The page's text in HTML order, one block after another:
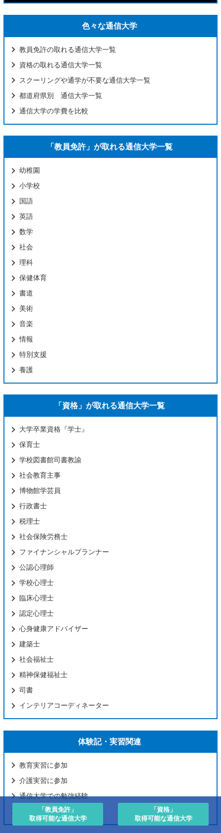
色々な通信大学
教員免許の取れる通信大学一覧
資格の取れる通信大学一覧
スクーリングや通学が不要な通信大学一覧
都道府県別 通信大学一覧
通信大学の学費を比較
「教員免許」が取れる通信大学一覧
幼稚園
小学校
国語
英語
数学
社会
理科
保健体育
書道
美術
音楽
情報
特別支援
養護
「資格」が取れる通信大学一覧
大学卒業資格『学士』
保育士
学校図書館司書教諭
社会教育主事
博物館学芸員
行政書士
税理士
社会保険労務士
ファイナンシャルプランナー
公認心理師
学校心理士
臨床心理士
認定心理士
心身健康アドバイザー
建築士
社会福祉士
精神保健福祉士
司書
インテリアコーディネーター
体験記・実習関連
教育実習に参加
介護実習に参加
通信大学での勉強経験
講師として学校で働く
「教員免許」
取得可能な通信大学
「資格」
取得可能な通信大学